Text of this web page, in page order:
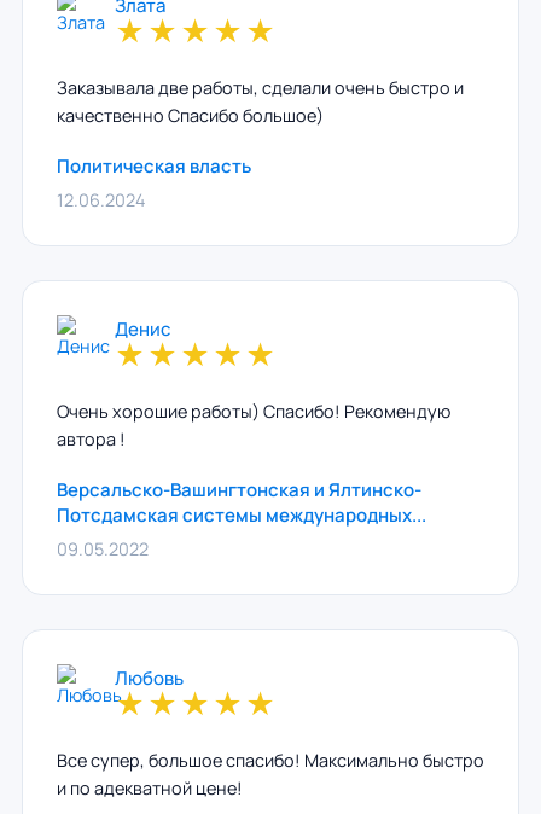
Злата
★★★★★
Заказывала две работы, сделали очень быстро и
качественно Спасибо большое)
Политическая власть
12.06.2024
Денис
★★★★★
Очень хорошие работы) Спасибо! Рекомендую
автора !
Версальско-Вашингтонская и Ялтинско-
Потсдамская системы международных...
09.05.2022
Любовь
★★★★★
Все супер, большое спасибо! Максимально быстро
и по адекватной цене!